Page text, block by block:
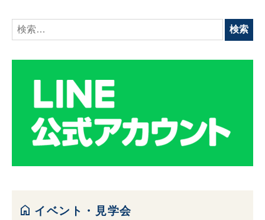
検
索:
home イベント・見学会